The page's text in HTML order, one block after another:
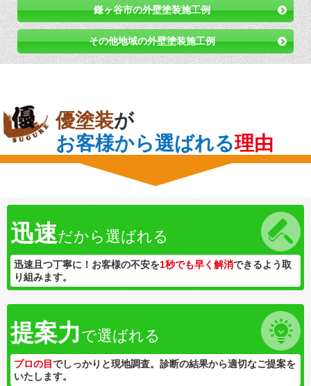
鎌ヶ谷市の外壁塗装施工例
その他地域の外壁塗装施工例
優塗装が
お客様から選ばれる理由
迅速だから選ばれる
迅速且つ丁寧に！お客様の不安を1秒でも早く解消できるよう取
り組みます。
提案力で選ばれる
プロの目でしっかりと現地調査。診断の結果から適切なご提案を
いたします。